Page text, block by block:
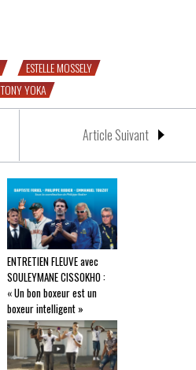
ESTELLE MOSSELY
TONY YOKA
Article Suivant
ENTRETIEN FLEUVE avec
SOULEYMANE CISSOKHO :
« Un bon boxeur est un
boxeur intelligent »